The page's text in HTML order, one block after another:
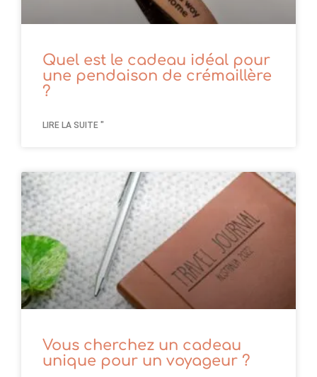
Quel est le cadeau idéal pour
une pendaison de crémaillère
?
LIRE LA SUITE "
Vous cherchez un cadeau
unique pour un voyageur ?